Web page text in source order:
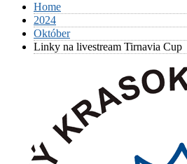
Home
2024
Október
Linky na livestream Tirnavia Cup